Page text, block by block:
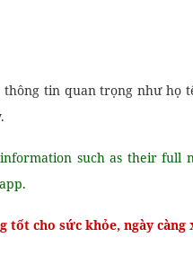
tin quan trọng như họ
such as their full
tốt cho sức khỏe, ngày càng